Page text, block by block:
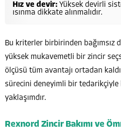
Hız ve devir: Yüksek devirli
ısınma dikkate alınmalıdır.
Bu kriterler birbirinden bağımsız
yüksek mukavemetli bir zincir
ölçüsü tüm avantajı ortadan
sürecini deneyimli bir
yaklaşımdır.
Rexnord Zincir Bakımı ve